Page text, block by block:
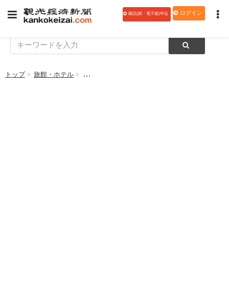
購読(紙・電子版)申込 ログイン
トップ 旅館・ホテル H.I.S.ホテルホールディングス、「変なホテル